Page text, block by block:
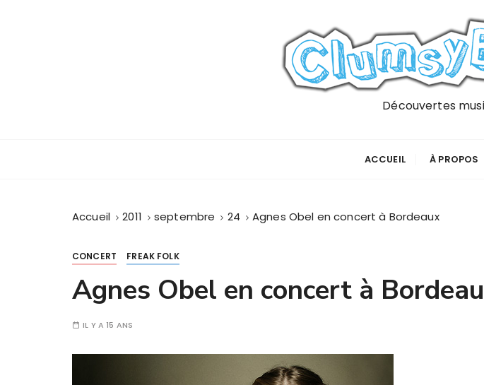
Découvertes
ACCUEIL À PROPOS
Accueil 2011 septembre 24 Agnes Obel en concert à Bordeaux
CONCERT FREAK FOLK
Agnes Obel en concert à
IL Y A 15 ANS